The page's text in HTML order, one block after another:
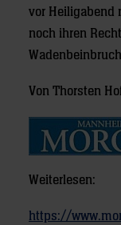
vor Heiligabend
noch ihren
Von Thorsten
Weiterlesen:
https://